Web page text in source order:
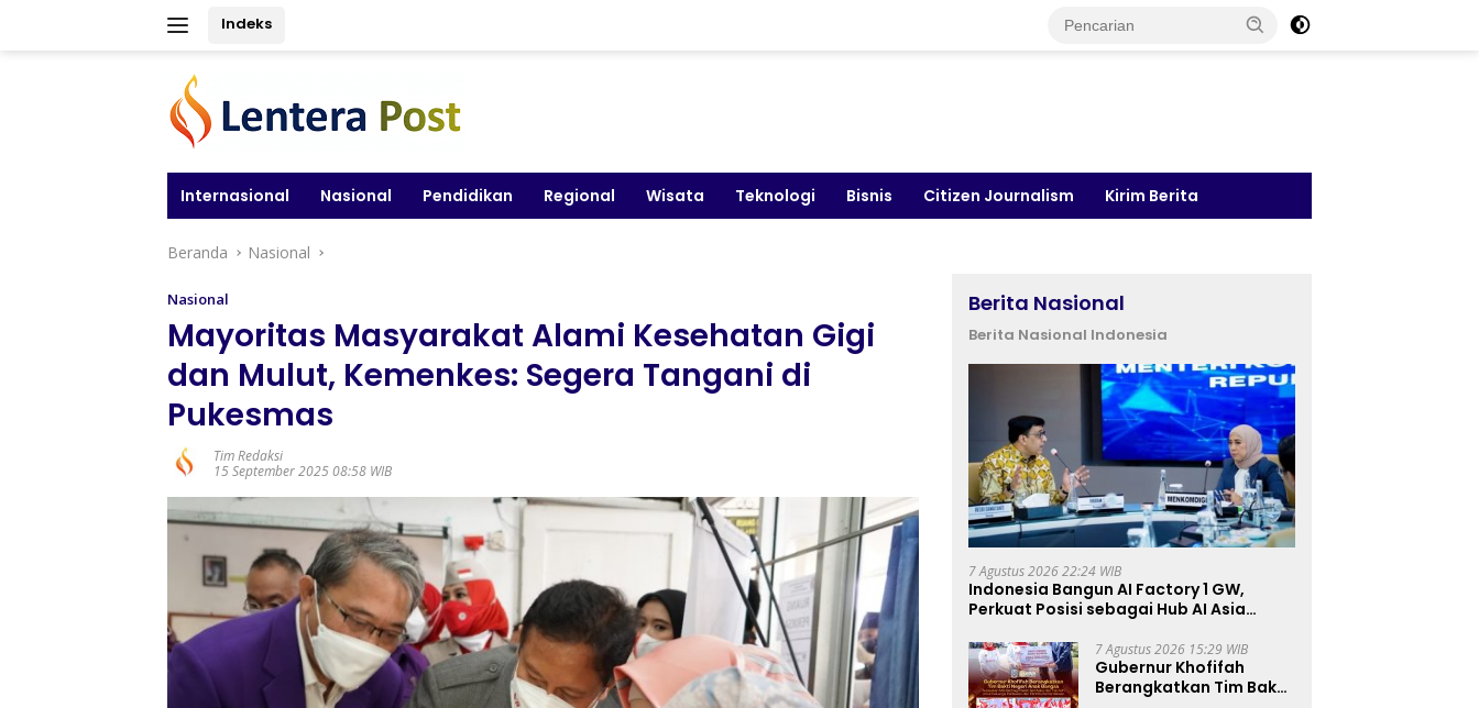
Indeks
Internasional Nasional Pendidikan Regional Wisata Teknologi Bisnis Citizen Journalism Kirim Berita
Beranda Nasional
Nasional
Mayoritas Masyarakat Alami Kesehatan Gigi
dan Mulut, Kemenkes: Segera Tangani di
Pukesmas
Tim Redaksi
15 September 2025 08:58 WIB
Berita Nasional
Berita Nasional Indonesia
7 Agustus 2026 22:24 WIB
Indonesia Bangun AI Factory 1 GW,
Perkuat Posisi sebagai Hub AI Asia
7 Agustus 2026 15:29 WIB
Gubernur Khofifah
Berangkatkan Tim Bakti